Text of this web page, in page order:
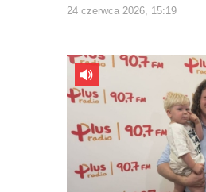
24 czerwca 2026, 15:19